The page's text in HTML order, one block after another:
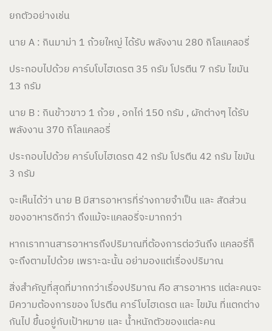
ยกตัวอย่างเช่น
นาย A : กินมาม่า 1 ถ้วยใหญ่ ได้รับ พลังงาน 280 กิโลแคลอรี่
ประกอบไปด้วย คาร์บโบไฮเดรต 35 กรัม โปรตีน 7 กรัม ไขมัน
13 กรัม
นาย B : กินข้าวขาว 1 ถ้วย , อกไก่ 150 กรัม , ผักต่างๆ ได้รับ
พลังงาน 370 กิโลแคลอรี่
ประกอบไปด้วย คาร์บโบไฮเดรต 42 กรัม โปรตีน 42 กรัม ไขมัน
3 กรัม
จะเห็นได้ว่า นาย B มีสารอาหารที่ร่างกายจำเป็น และ สัดส่วน
ของอาหารดีกว่า ถึงแม้จะแคลอรี่จะมากกว่า
หากเราทานสารอาหารถึงปริมาณที่ต้องการต่อวันถึง แคลอรี่ก็
จะถึงตามไปด้วย เพราะฉะนั้น อย่ามองแต่เรื่องปริมาณ
สิ่งสำคัญที่สุดที่มากกว่าเรื่องปริมาณ คือ สารอาหาร แต่ละคนจะ
มีความต้องการของ โปรตีน คาร์โบไฮเดรต และ ไขมัน ที่แตกต่าง
กันไป ขึ้นอยู่กับเป้าหมาย และ น้ำหนักตัวของแต่ละคน